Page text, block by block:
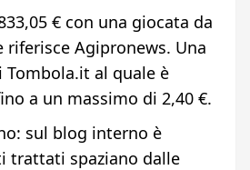
€ con una giocata da
Agipronews. Una
al quale è
a un massimo di 2,40 €.
sul blog interno è
trattati spaziano dalle